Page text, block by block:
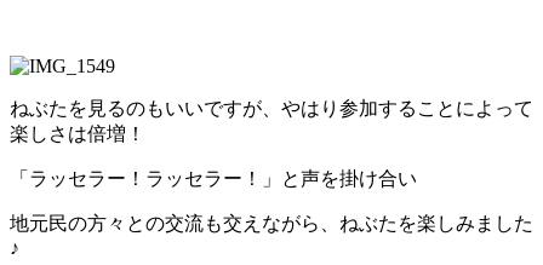
ねぶたを見るのもいいですが、やはり参加することによって
楽しさは倍増！
「ラッセラー！ラッセラー！」と声を掛け合い
地元民の方々との交流も交えながら、ねぶたを楽しみました
♪